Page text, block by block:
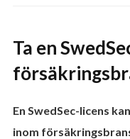
Ta en
En SwedSec-licens
inom